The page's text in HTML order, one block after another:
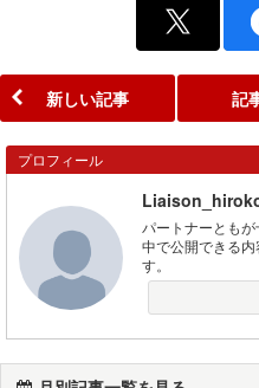
新しい記事 記
プロフィール
パートナーとも
中で公開できる
す。